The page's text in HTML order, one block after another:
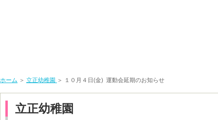
ホーム ＞ 立正幼稚園 ＞ １０月４日(金) 運動会延期のお知らせ
立正幼稚園